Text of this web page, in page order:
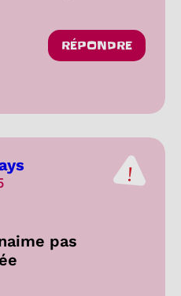
les réactions
RÉPONDRE
pas